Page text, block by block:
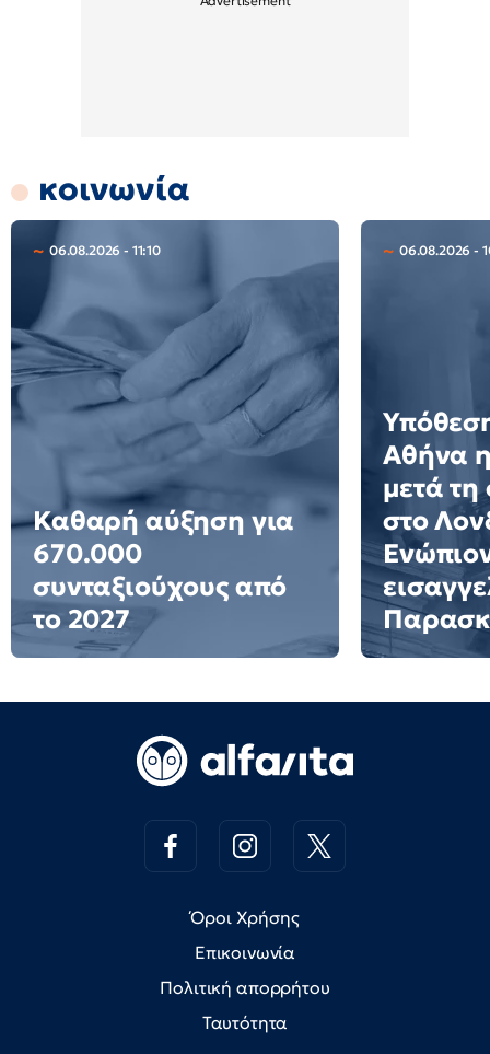
κοινωνία
06.08.2026 - 11:10
Καθαρή αύξηση για
670.000
συνταξιούχους από
το 2027
06.08.2026 -
Αθήνα
μετά
στο
Όροι Χρήσης
Επικοινωνία
Πολιτική απορρήτου
Ταυτότητα